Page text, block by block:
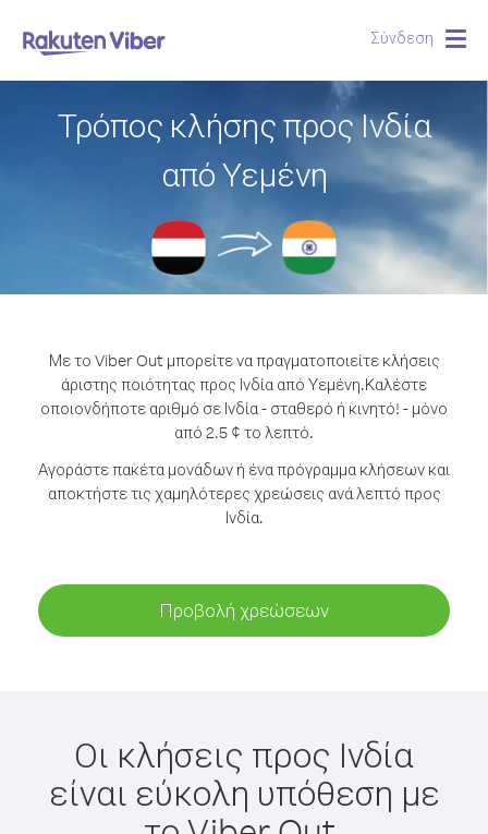
Σύνδεση
Τρόπος κλήσης προς Ινδία
από Υεμένη
Με το Viber Out μπορείτε να πραγματοποιείτε κλήσεις
άριστης ποιότητας προς Ινδία από Υεμένη.Καλέστε
οποιονδήποτε αριθμό σε Ινδία - σταθερό ή κινητό! - μόνο
από 2.5 ¢ το λεπτό.
Αγοράστε πακέτα μονάδων ή ένα πρόγραμμα κλήσεων και
αποκτήστε τις χαμηλότερες χρεώσεις ανά λεπτό προς
Ινδία.
Προβολή χρεώσεων
Οι κλήσεις προς Ινδία
είναι εύκολη υπόθεση με